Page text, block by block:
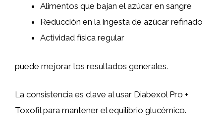
Alimentos que bajan el azúcar en sangre
Reducción en la ingesta de azúcar refinado
Actividad física regular
puede mejorar los resultados generales.
La consistencia es clave al usar Diabexol Pro +
Toxofil para mantener el equilibrio glucémico.